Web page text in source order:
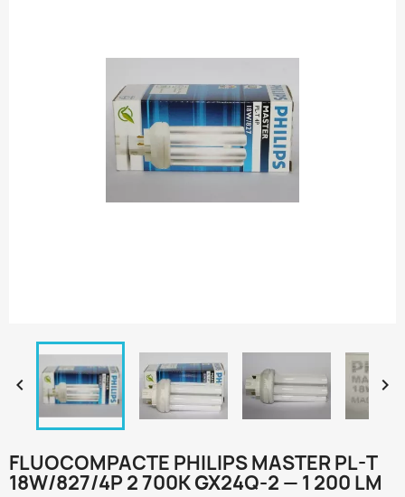
 
FLUOCOMPACTE PHILIPS MASTER PL-T
18W/827/4P 2 700K GX24Q-2 — 1 200 LM